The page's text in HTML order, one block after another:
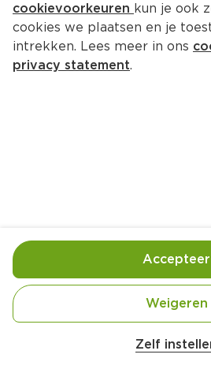
Quaker Cruesli
pistache
Handige informatie over dit
Nutri-Score A
cookievoorkeuren kun je ook
cookies we plaatsen en je
intrekken. Lees meer in ons
privacy statement.
Zelf
Weigeren
Accepteer